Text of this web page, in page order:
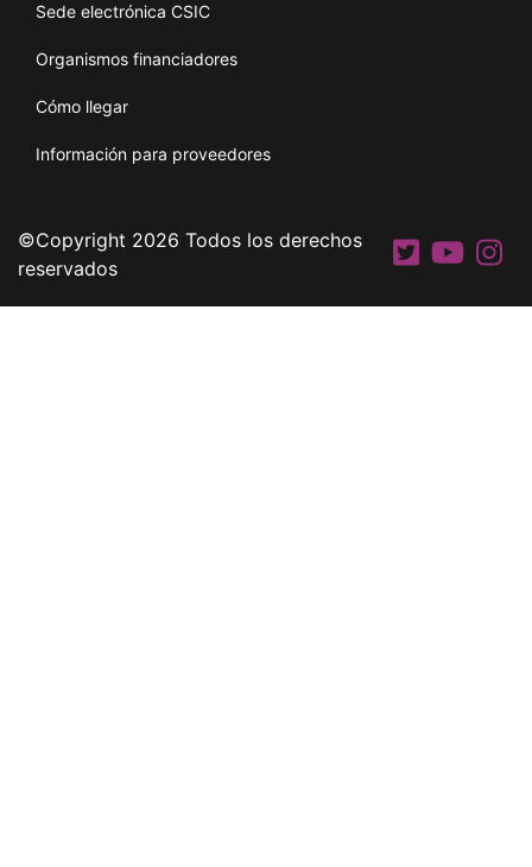
Sede electrónica CSIC
Organismos financiadores
Cómo llegar
Información para proveedores
©Copyright 2026 Todos los derechos
reservados